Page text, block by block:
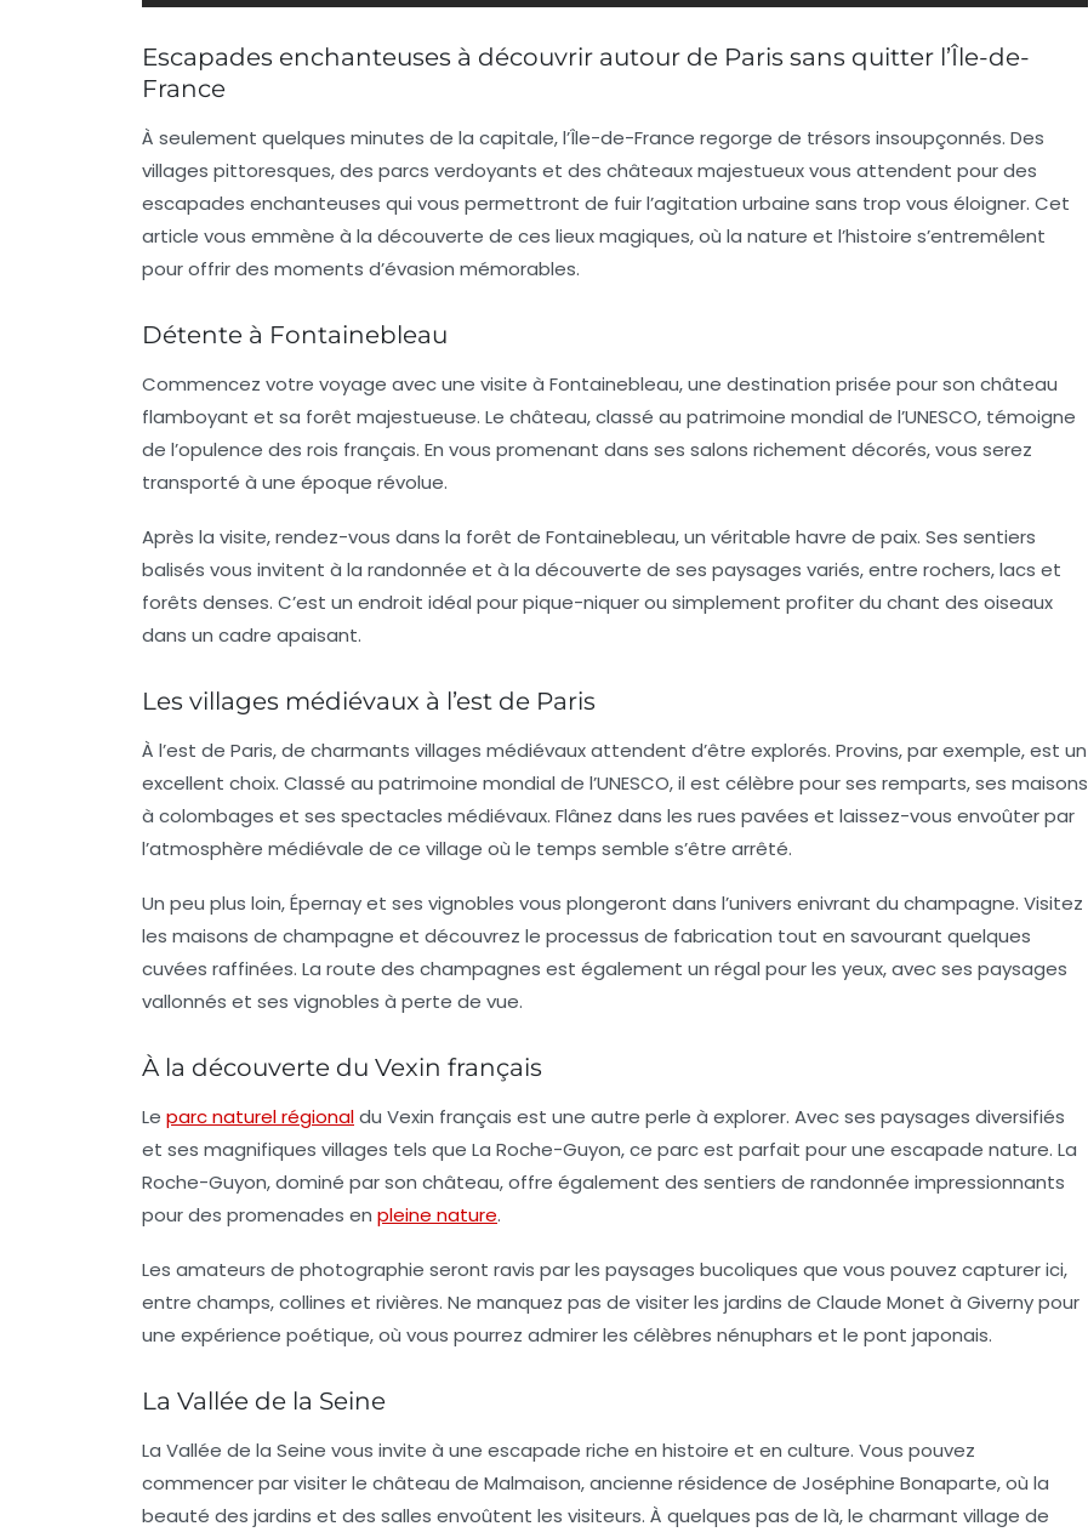
Escapades enchanteuses à découvrir autour de Paris sans quitter l’Île-de-
France
À seulement quelques minutes de la capitale, l’Île-de-France regorge de trésors insoupçonnés. Des
villages pittoresques, des parcs verdoyants et des châteaux majestueux vous attendent pour des
escapades enchanteuses qui vous permettront de fuir l’agitation urbaine sans trop vous éloigner. Cet
article vous emmène à la découverte de ces lieux magiques, où la nature et l’histoire s’entremêlent
pour offrir des moments d’évasion mémorables.
Détente à Fontainebleau
Commencez votre voyage avec une visite à Fontainebleau, une destination prisée pour son château
flamboyant et sa forêt majestueuse. Le château, classé au patrimoine mondial de l’UNESCO, témoigne
de l’opulence des rois français. En vous promenant dans ses salons richement décorés, vous serez
transporté à une époque révolue.
Après la visite, rendez-vous dans la forêt de Fontainebleau, un véritable havre de paix. Ses sentiers
balisés vous invitent à la randonnée et à la découverte de ses paysages variés, entre rochers, lacs et
forêts denses. C’est un endroit idéal pour pique-niquer ou simplement profiter du chant des oiseaux
dans un cadre apaisant.
Les villages médiévaux à l’est de Paris
À l’est de Paris, de charmants villages médiévaux attendent d’être explorés. Provins, par exemple, est un
excellent choix. Classé au patrimoine mondial de l’UNESCO, il est célèbre pour ses remparts, ses maisons
à colombages et ses spectacles médiévaux. Flânez dans les rues pavées et laissez-vous envoûter par
l’atmosphère médiévale de ce village où le temps semble s’être arrêté.
Un peu plus loin, Épernay et ses vignobles vous plongeront dans l’univers enivrant du champagne. Visitez
les maisons de champagne et découvrez le processus de fabrication tout en savourant quelques
cuvées raffinées. La route des champagnes est également un régal pour les yeux, avec ses paysages
vallonnés et ses vignobles à perte de vue.
À la découverte du Vexin français
Le parc naturel régionaldu Vexin français est une autre perle à explorer. Avec ses paysages diversifiés
et ses magnifiques villages tels que La Roche-Guyon, ce parc est parfait pour une escapade nature. La
Roche-Guyon, dominé par son château, offre également des sentiers de randonnée impressionnants
pour des promenades en pleine nature.
Les amateurs de photographie seront ravis par les paysages bucoliques que vous pouvez capturer ici,
entre champs, collines et rivières. Ne manquez pas de visiter les jardins de Claude Monet à Giverny pour
une expérience poétique, où vous pourrez admirer les célèbres nénuphars et le pont japonais.
La Vallée de la Seine
La Vallée de la Seine vous invite à une escapade riche en histoire et en culture. Vous pouvez
commencer par visiter le château de Malmaison, ancienne résidence de Joséphine Bonaparte, où la
beauté des jardins et des salles envoûtent les visiteurs. À quelques pas de là, le charmant village de